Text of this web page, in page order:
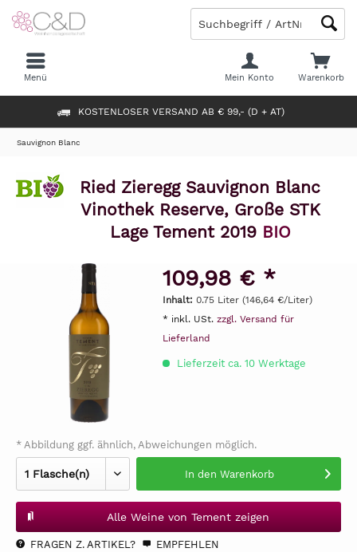
KOSTENLOSER VERSAND AB € 99,- (D + AT)
Warenkorb
Mein Konto
Menü
Sauvignon Blanc
Ried Zieregg Sauvignon Blanc
Vinothek Reserve, Große STK
Lage Tement 2019 BIO
109,98 € *
Inhalt: 0.75 Liter (146,64 €/Liter)
* inkl. USt. zzgl. Versand für
Lieferland
Lieferzeit ca. 10 Werktage
* Abbildung ggf. ähnlich, Abweichungen möglich.
In den Warenkorb
Alle Weine von Tement zeigen
FRAGEN Z. ARTIKEL? EMPFEHLEN